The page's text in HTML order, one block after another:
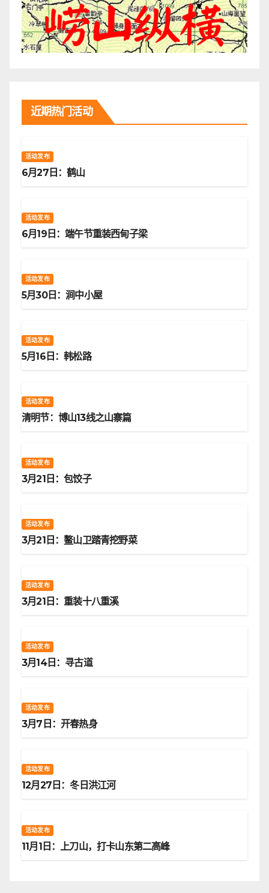
近期热门活动
活动发布
6月27日：鹤山
活动发布
6月19日：端午节重装西甸子梁
活动发布
5月30日：涧中小屋
活动发布
5月16日：韩松路
活动发布
清明节：博山13线之山寨篇
活动发布
3月21日：包饺子
活动发布
3月21日：鳌山卫踏青挖野菜
活动发布
3月21日：重装十八重溪
活动发布
3月14日：寻古道
活动发布
3月7日：开春热身
活动发布
12月27日：冬日洪江河
活动发布
11月1日：上刀山，打卡山东第二高峰